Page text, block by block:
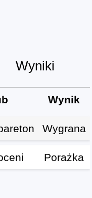
Wyniki
Wynik
Wygrana
Porażka